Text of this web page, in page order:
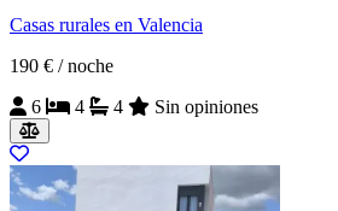
Casas rurales en Valencia
190 € / noche
6
4 4 Sin opiniones